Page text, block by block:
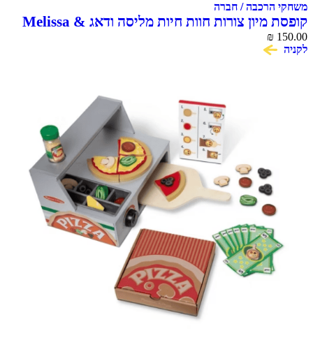
משחקי הרכבה / חברה
קופסת מיון צורות חוות חיות מליסה ודאג Melissa &
Doug
₪ 150.00
לקניה